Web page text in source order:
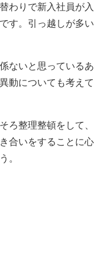
わりで新入社員が入
す。引っ越しが多い
ないと思っているあ
動についても考えて
ろ整理整頓をして、
合いをすることに心
。